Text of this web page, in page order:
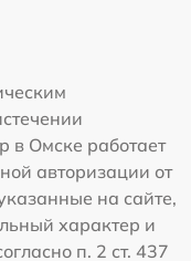
в Омске работает
авторизации от
на сайте,
характер и
п. 2 ст. 437